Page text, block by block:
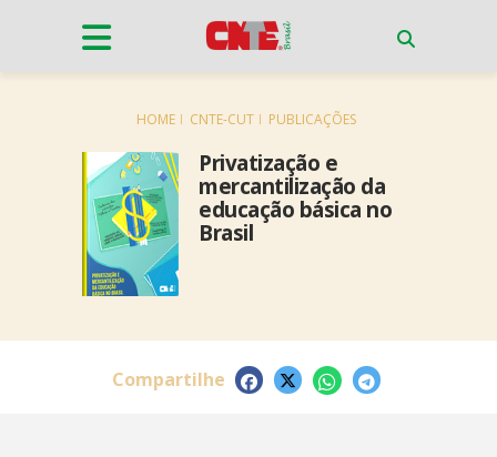
HOME CNTE-CUT PUBLICAÇÕES
Privatização e
mercantilização da
educação básica no
Brasil
Compartilhe